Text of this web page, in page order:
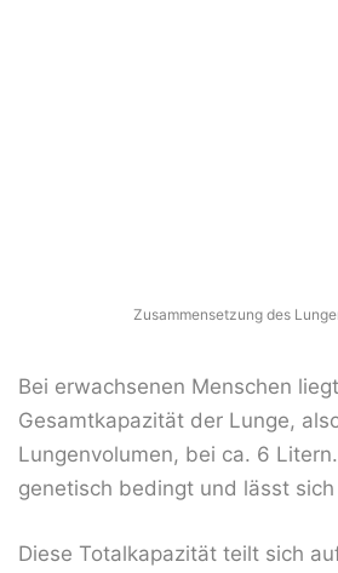
Zusammensetzung des
Bei erwachsenen Menschen
Gesamtkapazität der Lunge,
Lungenvolumen, bei ca. 6
genetisch bedingt und lässt
Diese Totalkapazität teilt sich